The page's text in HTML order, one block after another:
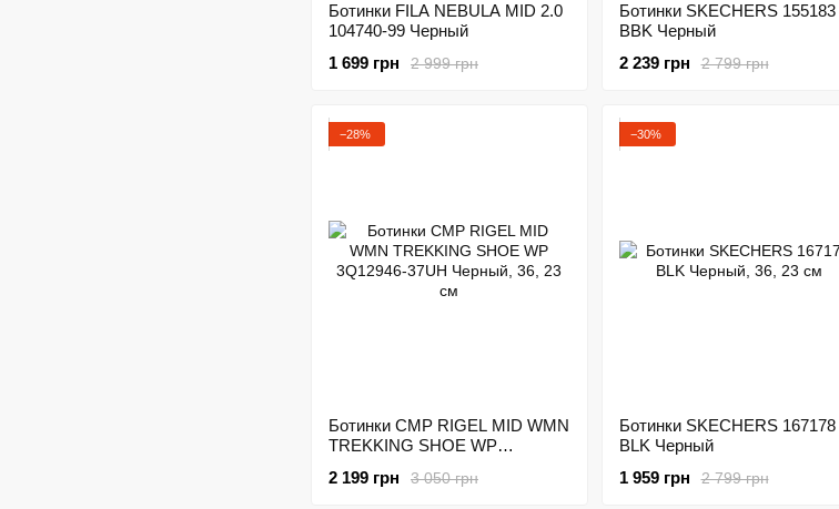
Ботинки FILA NEBULA MID 2.0
104740-99 Черный
2 999 грн
1 699 грн
Ботинки SKECHERS 155183
BBK Черный
2 799 грн
2 239 грн
−28%
Ботинки CMP RIGEL MID WMN
TREKKING SHOE WP
3 050 грн
2 199 грн
−30%
Ботинки SKECHERS 167178
BLK Черный
2 799 грн
1 959 грн